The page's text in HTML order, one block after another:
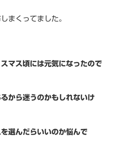
まくってました。
マス頃には元気になったので
から迷うのかもしれないけ
選んだらいいのか悩んで